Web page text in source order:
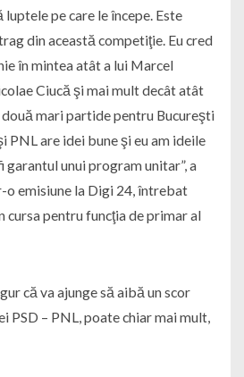
pe care le începe. Este
din această competiţie. Eu cred
în mintea atât a lui Marcel
Ciucă şi mai mult decât atât
mari partide pentru Bucureşti
PNL are idei bune şi eu am ideile
garantul unui program unitar”, a
emisiune la Digi 24, întrebat
cursa pentru funcţia de primar al
că va ajunge să aibă un scor
PSD – PNL, poate chiar mai mult,